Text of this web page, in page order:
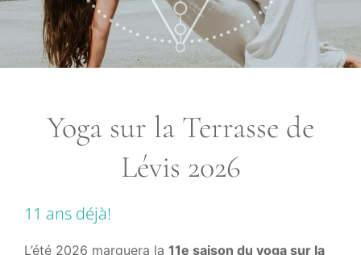
Yoga sur la Terrasse de
Lévis 2026
11 ans déjà!
L’été 2026 marquera la 11e saison du yoga sur la